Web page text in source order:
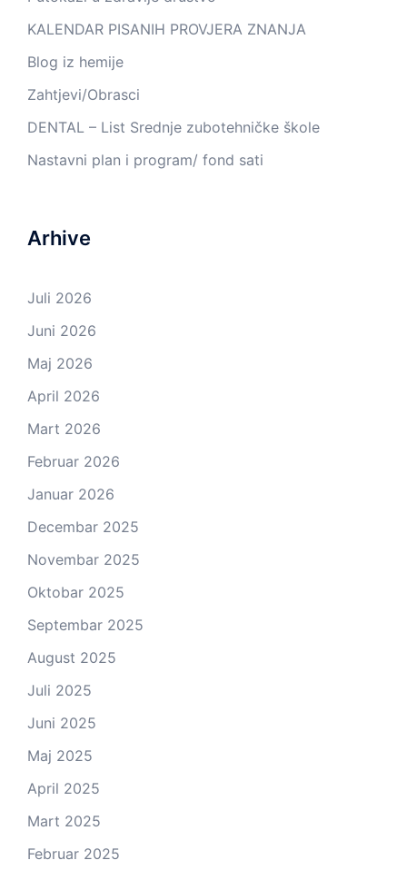
KALENDAR PISANIH PROVJERA ZNANJA
Blog iz hemije
Zahtjevi/Obrasci
DENTAL – List Srednje zubotehničke škole
Nastavni plan i program/ fond sati
Arhive
Juli 2026
Juni 2026
Maj 2026
April 2026
Mart 2026
Februar 2026
Januar 2026
Decembar 2025
Novembar 2025
Oktobar 2025
Septembar 2025
August 2025
Juli 2025
Juni 2025
Maj 2025
April 2025
Mart 2025
Februar 2025